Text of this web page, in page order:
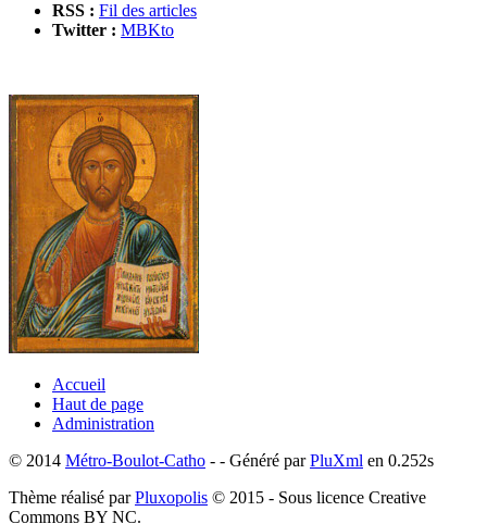
RSS : Fil des articles
Twitter : MBKto
Accueil
Haut de page
Administration
© 2014 Métro-Boulot-Catho - - Généré parPluXml en 0.252s
Thème réalisé parPluxopolis © 2015 - Sous licence Creative
Commons BY NC.